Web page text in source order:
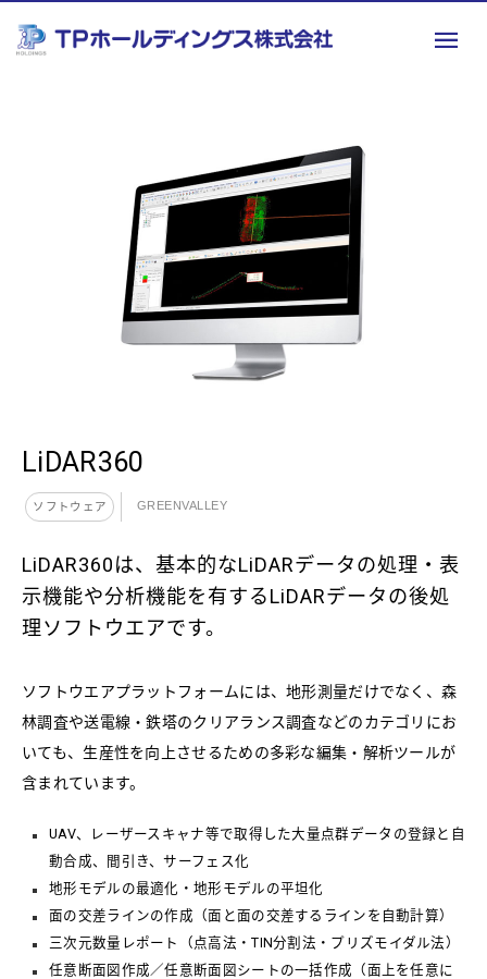
LiDAR360
ソフトウェア GREENVALLEY
LiDAR360は、基本的なLiDARデータの処理・表
示機能や分析機能を有するLiDARデータの後処
理ソフトウエアです。
ソフトウエアプラットフォームには、地形測量だけでなく、森
林調査や送電線・鉄塔のクリアランス調査などのカテゴリにお
いても、生産性を向上させるための多彩な編集・解析ツールが
含まれています。
UAV、レーザースキャナ等で取得した大量点群データの登録と自
動合成、間引き、サーフェス化
地形モデルの最適化・地形モデルの平坦化
面の交差ラインの作成（面と面の交差するラインを自動計算）
三次元数量レポート（点高法・TIN分割法・プリズモイダル法）
任意断面図作成／任意断面図シートの一括作成（面上を任意に